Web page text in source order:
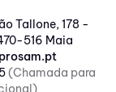
Tallone, 178 -
516 Maia
(Chamada para